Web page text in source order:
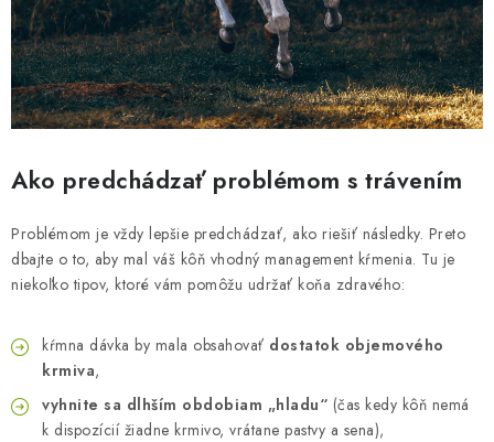
Ako predchádzať problémom s trávením
Problémom je vždy lepšie predchádzať, ako riešiť následky. Preto
dbajte o to, aby mal váš kôň vhodný management kŕmenia. Tu je
niekoľko tipov, ktoré vám pomôžu udržať koňa zdravého:
kŕmna dávka by mala obsahovať dostatok objemového
krmiva,
vyhnite sa dlhším obdobiam „hladu“ (čas kedy kôň nemá
k dispozícií žiadne krmivo, vrátane pastvy a sena),